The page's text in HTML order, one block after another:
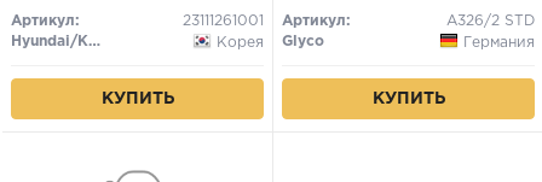
Артикул:
23111261001
Hyundai/Kia/Mobis
Корея
КУПИТЬ
Артикул:
A326/2 STD
Glyco
Германия
КУПИТЬ